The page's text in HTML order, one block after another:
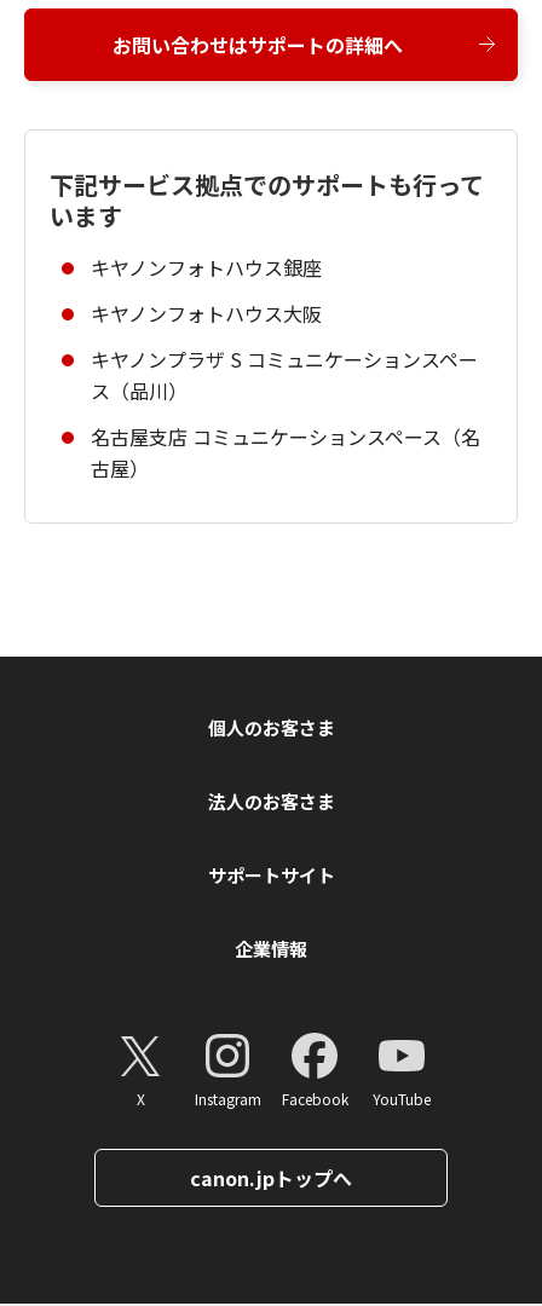
お問い合わせはサポートの詳細へ
下記サービス拠点でのサポートも行って
います
キヤノンフォトハウス銀座
キヤノンフォトハウス大阪
キヤノンプラザ S コミュニケーションスペー
ス（品川）
名古屋支店 コミュニケーションスペース（名
古屋）
個人のお客さま
法人のお客さま
サポートサイト
企業情報
X Instagram Facebook YouTube
canon.jpトップへ